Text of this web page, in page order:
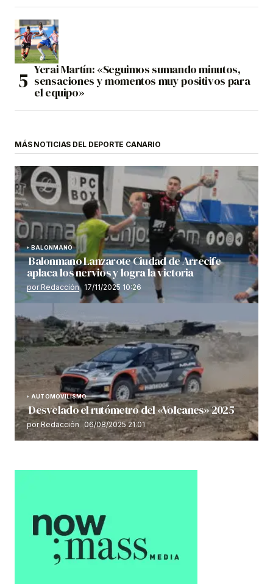
Yerai Martín: «Seguimos sumando minutos,
sensaciones y momentos muy positivos para
el equipo»
MÁS NOTICIAS DEL DEPORTE CANARIO
BALONMANO
Balonmano Lanzarote Ciudad de Arrecife
aplaca los nervios y logra la victoria
por Redacción 17/11/2025 10:26
AUTOMOVILISMO
Desvelado el rutómetro del «Volcanes» 2025
por Redacción 06/08/2025 21:01